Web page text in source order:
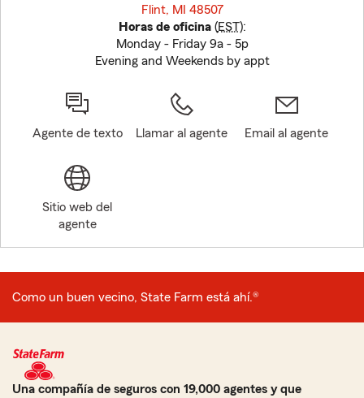
Flint, MI 48507
Horas de oficina(EST):
Monday - Friday 9a - 5p
Evening and Weekends by appt
Agente de texto Llamar al agente Email al agente
Sitio web del
agente
Como un buen vecino, State Farm está ahí.®
Una compañía de seguros con 19,000 agentes y que